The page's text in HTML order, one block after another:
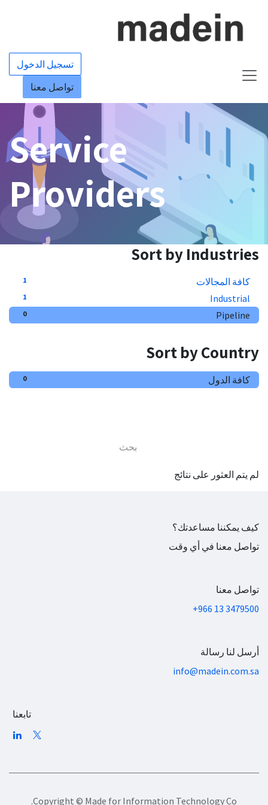
تسجيل الدخول
تواصل معنا
Service
Providers
Sort by Industries
1 كافة المجالات
1 Industrial
0 Pipeline
Sort by Country
0 كافة الدول
لم يتم العثور على نتائج
كيف يمكننا مساعدتك؟
تواصل معنا في أي وقت
تواصل معنا
+966 13 3479500
أرسل لنا رسالة
info@madein.com.sa
تابعنا
Copyright © Made for Information Technology Co.